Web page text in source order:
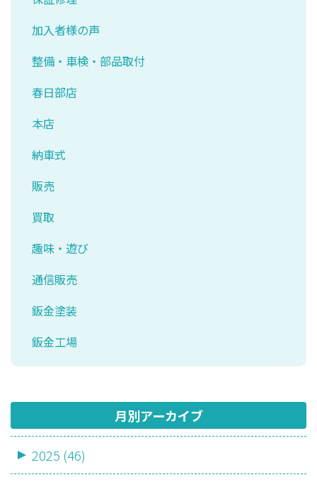
加入者様の声
整備・車検・部品取付
春日部店
本店
納車式
販売
買取
趣味・遊び
通信販売
鈑金塗装
鈑金工場
月別アーカイブ
2025 (46)